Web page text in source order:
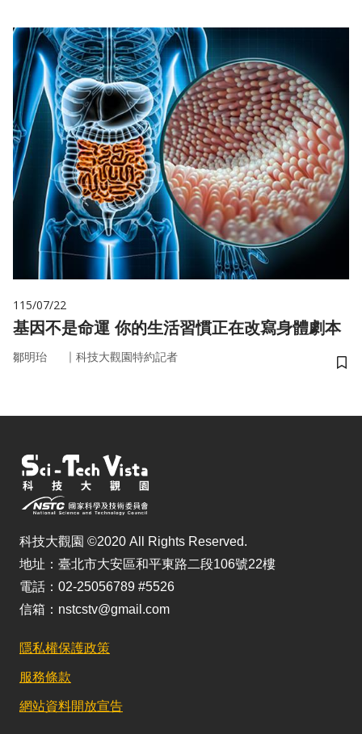
115/07/22
基因不是命運 你的生活習慣正在改寫身體劇本
鄒明珆 ｜ 科技大觀園特約記者
儲
科技大觀園 ©2020 All Rights Reserved.
地址：臺北市大安區和平東路二段106號22樓
電話：02-25056789 #5526
信箱：nstcstv@gmail.com
隱私權保護政策
服務條款
網站資料開放宣告